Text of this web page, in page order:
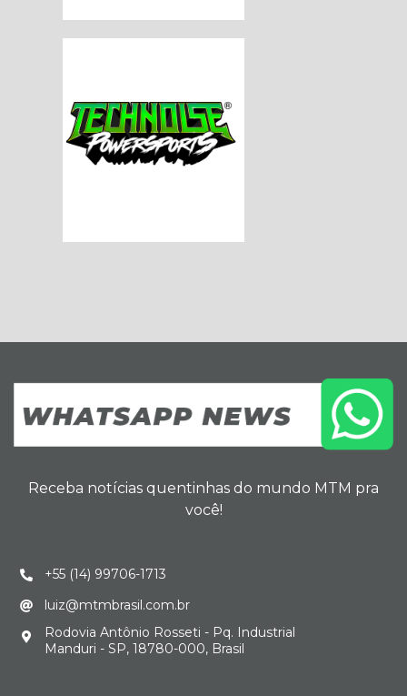
Receba notícias quentinhas do mundo MTM pra
você!
+55 (14) 99706-1713
luiz@mtmbrasil.com.br
Rodovia Antônio Rosseti - Pq. Industrial
Manduri - SP, 18780-000, Brasil